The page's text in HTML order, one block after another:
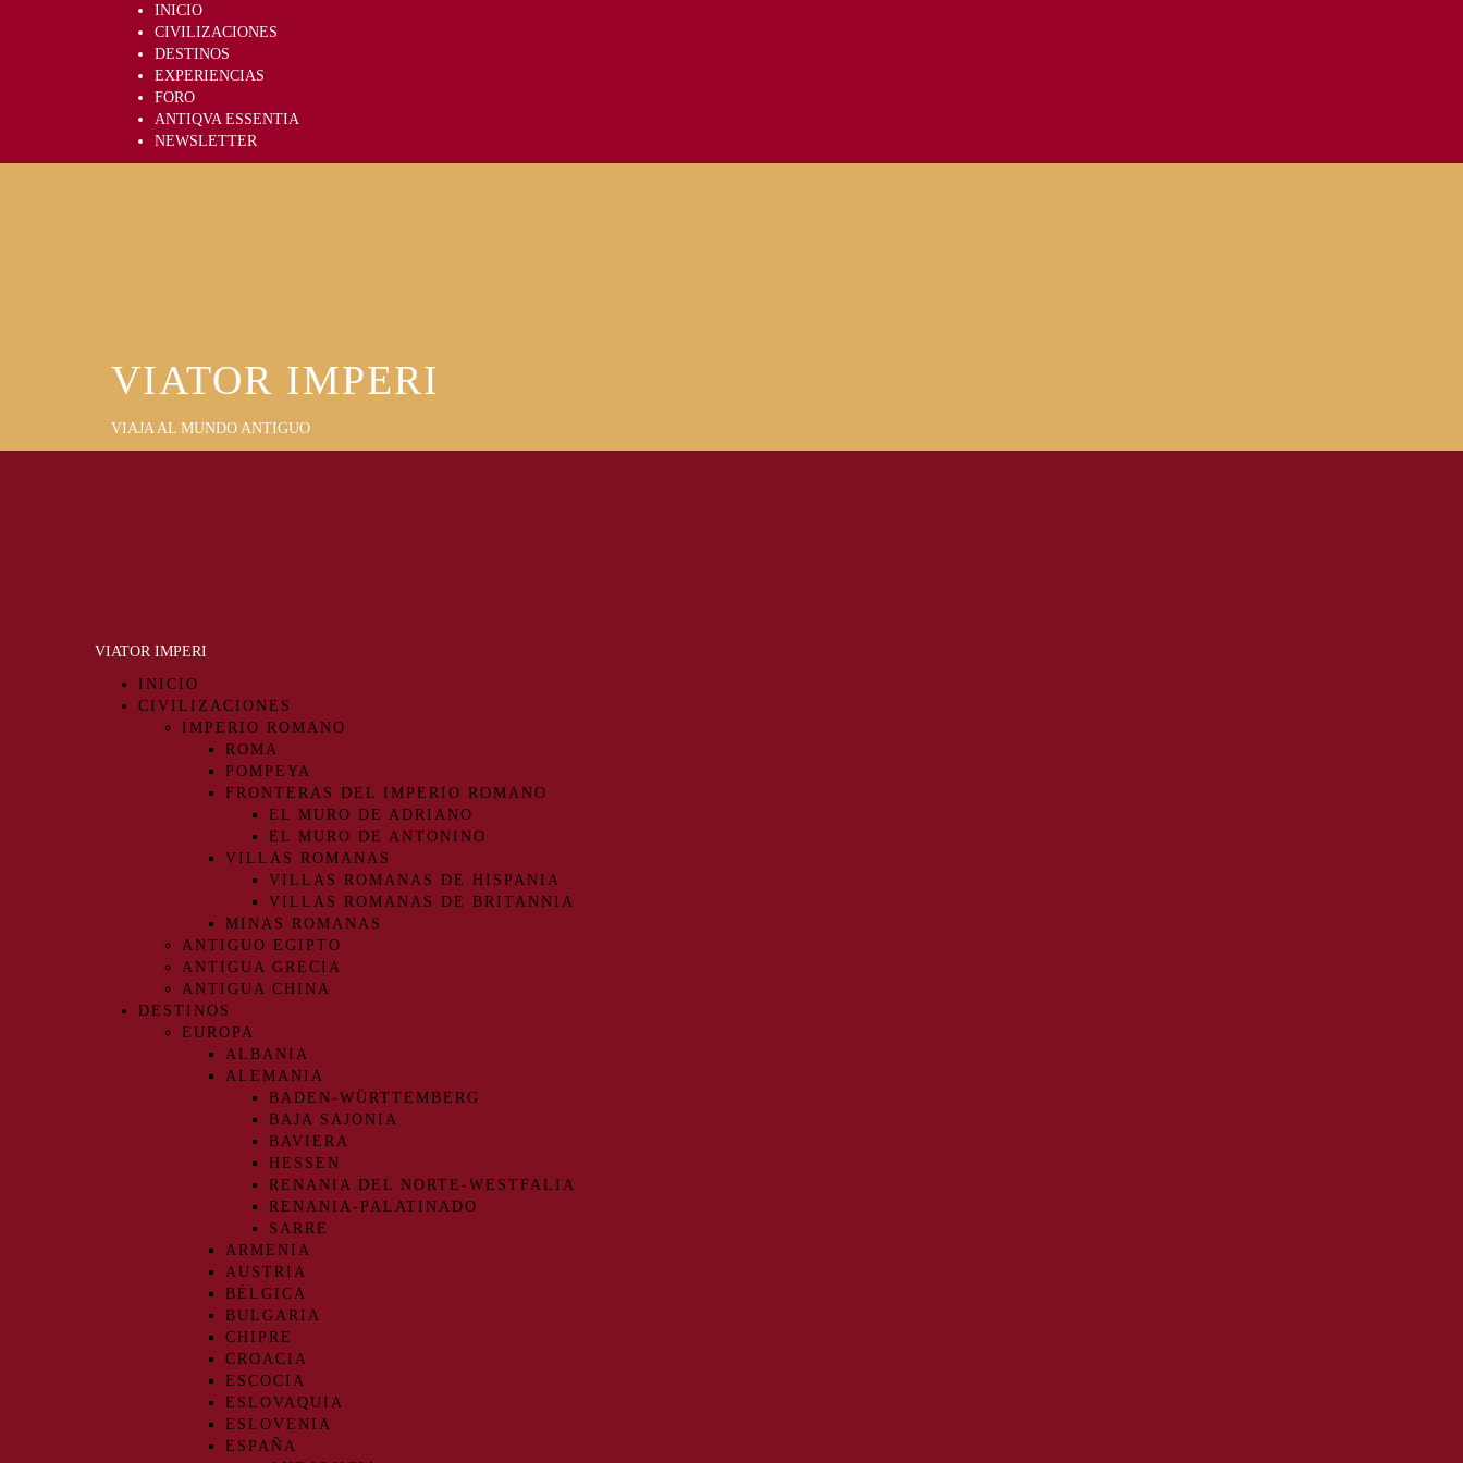
INICIO
CIVILIZACIONES
DESTINOS
EXPERIENCIAS
FORO
ANTIQVA ESSENTIA
NEWSLETTER
VIATOR IMPERI
VIAJA AL MUNDO ANTIGUO
VIATOR IMPERI
INICIO
CIVILIZACIONES
IMPERIO ROMANO
ROMA
POMPEYA
FRONTERAS DEL IMPERIO ROMANO
EL MURO DE ADRIANO
EL MURO DE ANTONINO
VILLAS ROMANAS
VILLAS ROMANAS DE HISPANIA
VILLAS ROMANAS DE BRITANNIA
MINAS ROMANAS
ANTIGUO EGIPTO
ANTIGUA GRECIA
ANTIGUA CHINA
DESTINOS
EUROPA
ALBANIA
ALEMANIA
BADEN-WÜRTTEMBERG
BAJA SAJONIA
BAVIERA
HESSEN
RENANIA DEL NORTE-WESTFALIA
RENANIA-PALATINADO
SARRE
ARMENIA
AUSTRIA
BÉLGICA
BULGARIA
CHIPRE
CROACIA
ESCOCIA
ESLOVAQUIA
ESLOVENIA
ESPAÑA